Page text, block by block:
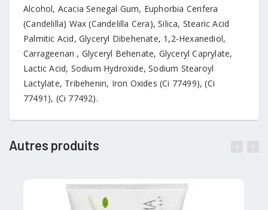
Alcohol, Acacia Senegal Gum, Euphorbia Cerifera
(Candelilla) Wax (Candelilla Cera), Silica, Stearic Acid
Palmitic Acid, Glyceryl Dibehenate, 1,2-Hexanediol,
Carrageenan , Glyceryl Behenate, Glyceryl Caprylate,
Lactic Acid, Sodium Hydroxide, Sodium Stearoyl
Lactylate, Tribehenin, Iron Oxides (Ci 77499), (Ci
77491), (Ci 77492).
Autres produits